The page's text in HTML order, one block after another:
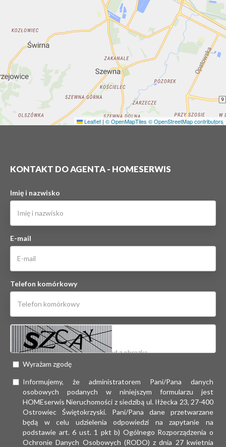
Leaflet | © OpenMapTiles © OpenStreetMap contributors
KONTAKT DO AGENTA - HOMESERWIS
Imię i nazwisko
E-mail
Telefon komórkowy
Wyrażam zgodę
Informujemy, że administratorem Pani/Pana danych
osobowych podanych w niniejszym formularzu jest
HOMEserwis Nieruchomości z siedzibą ul. Iłżecka 23, 27-400
Ostrowiec Świętokrzyski. Pani/Pana dane przetwarzane
będą w celu udzielenia odpowiedzi na zapytanie na
podstawie art. 6 ust. 1 pkt b) Ogólnego Rozporządzenia o
Ochronie Danych Osobowych (RODO) z dnia 27 kwietnia